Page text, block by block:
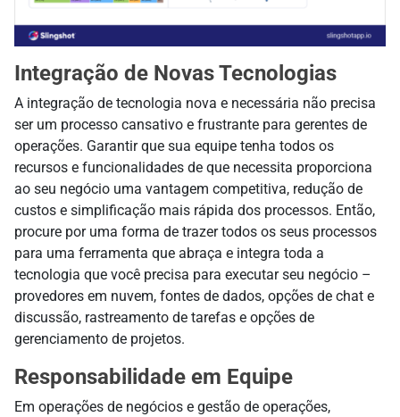
Integração de Novas Tecnologias
A integração de tecnologia nova e necessária não precisa
ser um processo cansativo e frustrante para gerentes de
operações. Garantir que sua equipe tenha todos os
recursos e funcionalidades de que necessita proporciona
ao seu negócio uma vantagem competitiva, redução de
custos e simplificação mais rápida dos processos. Então,
procure por uma forma de trazer todos os seus processos
para uma ferramenta que abraça e integra toda a
tecnologia que você precisa para executar seu negócio –
provedores em nuvem, fontes de dados, opções de chat e
discussão, rastreamento de tarefas e opções de
gerenciamento de projetos.
Responsabilidade em Equipe
Em operações de negócios e gestão de operações,